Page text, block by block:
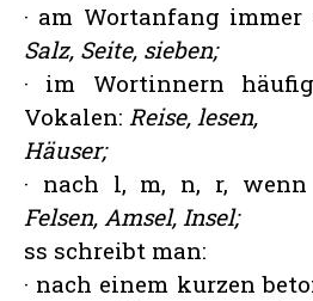
· am Wortanfang
Salz, Seite, sieben;
· im Wortinnern
Vokalen: Reise, lesen,
Häuser;
· nach l, m, n, r,
Felsen, Amsel, Insel;
ss schreibt man:
· nach einem kurzen